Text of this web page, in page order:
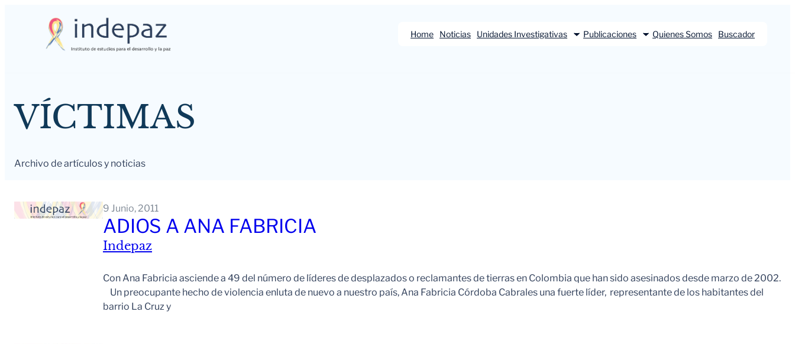
Home Noticias Unidades Investigativas Publicaciones Quienes Somos Buscador
VÍCTIMAS
Archivo de artículos y noticias
9 Junio, 2011
ADIOS A ANA FABRICIA
Indepaz
Con Ana Fabricia asciende a 49 del número de líderes de desplazados o reclamantes de tierras en Colombia que han sido asesinados desde marzo de 2002.
Un preocupante hecho de violencia enluta de nuevo a nuestro país, Ana Fabricia Córdoba Cabrales una fuerte líder, representante de los habitantes del
barrio La Cruz y